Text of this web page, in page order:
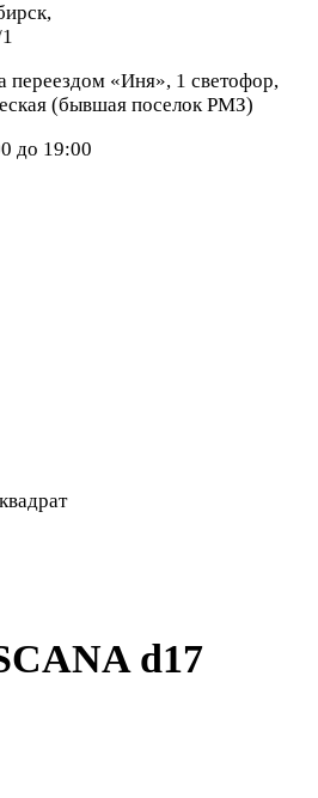
переездом «Иня», 1 светофор,
(бывшая поселок РМЗ)
до 19:00
d17